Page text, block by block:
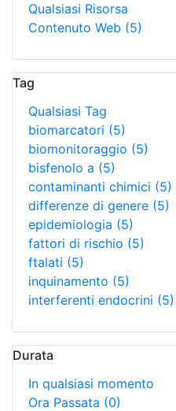
Qualsiasi Risorsa
Contenuto Web (5)
Tag
Qualsiasi Tag
biomarcatori (5)
biomonitoraggio (5)
bisfenolo a (5)
contaminanti chimici (5)
differenze di genere (5)
epidemiologia (5)
fattori di rischio (5)
ftalati (5)
inquinamento (5)
interferenti endocrini (5)
Durata
In qualsiasi momento
Ora Passata (0)